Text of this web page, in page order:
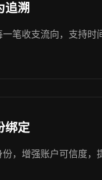
追溯
一笔收支流向，支持时
绑定
份，增强账户可信度，